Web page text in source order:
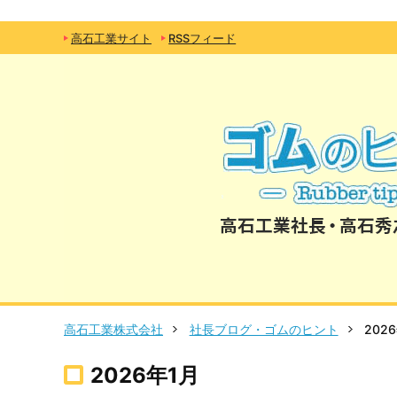
高石工業サイト RSSフィード
高石工業株式会社 社長ブログ・ゴムのヒント 2026
2026年1月